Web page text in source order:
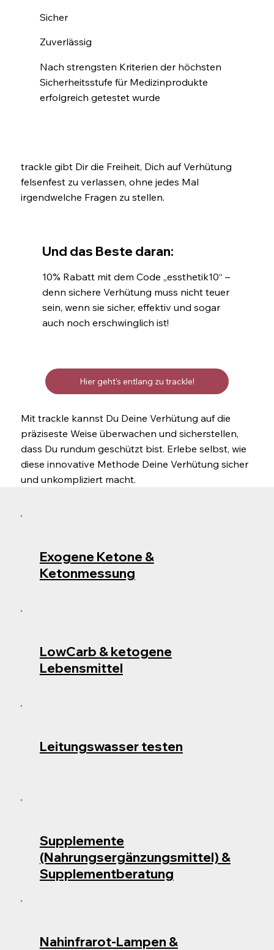
Sicher
Zuverlässig
Nach strengsten Kriterien der höchsten
Sicherheitsstufe für Medizinprodukte
erfolgreich getestet wurde
trackle gibt Dir die Freiheit, Dich auf Verhütung
felsenfest zu verlassen, ohne jedes Mal
irgendwelche Fragen zu stellen.
Und das Beste daran:
10% Rabatt mit dem Code „essthetik10“ –
denn sichere Verhütung muss nicht teuer
sein, wenn sie sicher, effektiv und sogar
auch noch erschwinglich ist!
Hier geht's entlang zu trackle!
Mit trackle kannst Du Deine Verhütung auf die
präziseste Weise überwachen und sicherstellen,
dass Du rundum geschützt bist. Erlebe selbst, wie
diese innovative Methode Deine Verhütung sicher
und unkompliziert macht.
Exogene Ketone &
Ketonmessung
LowCarb & ketogene
Lebensmittel
Leitungswasser testen
Supplemente
(Nahrungsergänzungsmittel) &
Supplementberatung
Nahinfrarot-Lampen &